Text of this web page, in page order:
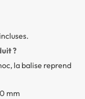
?
la balise reprend
mm